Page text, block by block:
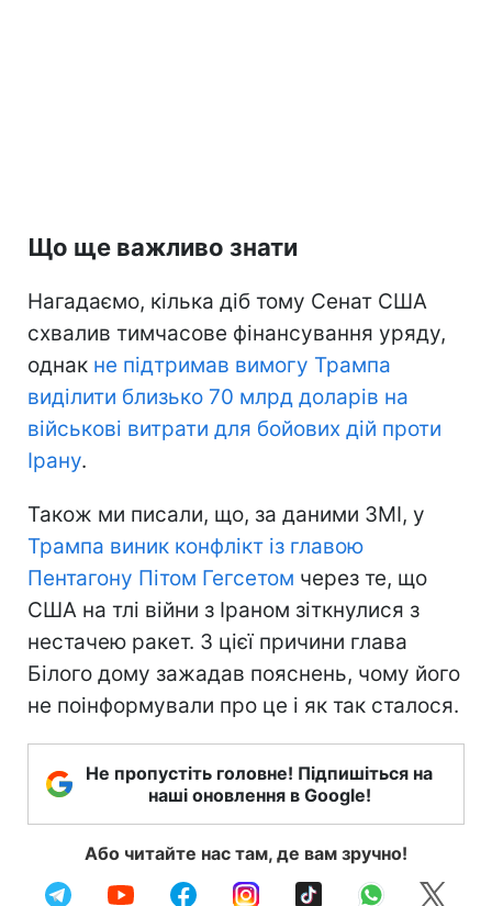
Що ще важливо знати
Нагадаємо, кілька діб тому Сенат США
схвалив тимчасове фінансування уряду,
однак не підтримав вимогу Трампа
виділити близько 70 млрд доларів на
військові витрати для бойових дій проти
Ірану.
Також ми писали, що, за даними ЗМІ, у
Трампа виник конфлікт із главою
Пентагону Пітом Гегсетом через те, що
США на тлі війни з Іраном зіткнулися з
нестачею ракет. З цієї причини глава
Білого дому зажадав пояснень, чому його
не поінформували про це і як так сталося.
Не пропустіть головне! Підпишіться на
наші оновлення в Google!
Або читайте нас там, де вам зручно!